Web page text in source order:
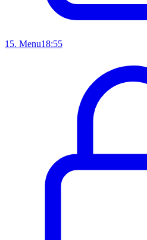
15. Menu18:55